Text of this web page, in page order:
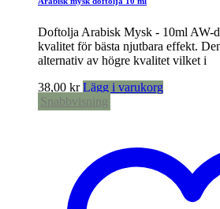
Doftolja Arabisk Mysk - 10ml AW-
kvalitet för bästa njutbara effekt.
alternativ av högre kvalitet vilket i
38,00 kr Lägg i varukorg
Snabbvisning